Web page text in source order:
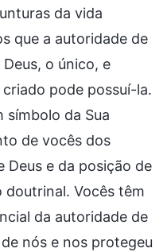
da vida
que a autoridade de
o único, e
pode possuí-la.
símbolo da Sua
de vocês dos
Deus e da posição de
doutrinal. Vocês têm
da autoridade de
nós e nos protegeu